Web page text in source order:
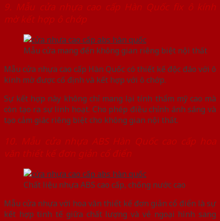
9. Mẫu cửa nhựa cao cấp Hàn Quốc fix ô kính
mờ kết hợp ô chớp
Mẫu cửa mang đến không gian riêng biệt nội thất
Mẫu cửa nhựa cao cấp Hàn Quốc có thiết kế độc đáo với ô
kính mờ được cố định và kết hợp với ô chớp.
Sự kết hợp này không chỉ mang lại tính thẩm mỹ cao mà
còn tạo ra sự linh hoạt. Cho phép điều chỉnh ánh sáng và
tạo cảm giác riêng biệt cho không gian nội thất.
10. Mẫu cửa nhựa ABS Hàn Quốc cao cấp hoa
văn thiết kế đơn giản cổ điển
Chất liệu nhựa ABS cao cấp, chống nước cao
Mẫu cửa nhựa với hoa văn thiết kế đơn giản cổ điển là sự
kết hợp tinh tế giữa chất lượng và vẻ ngoại hình sang